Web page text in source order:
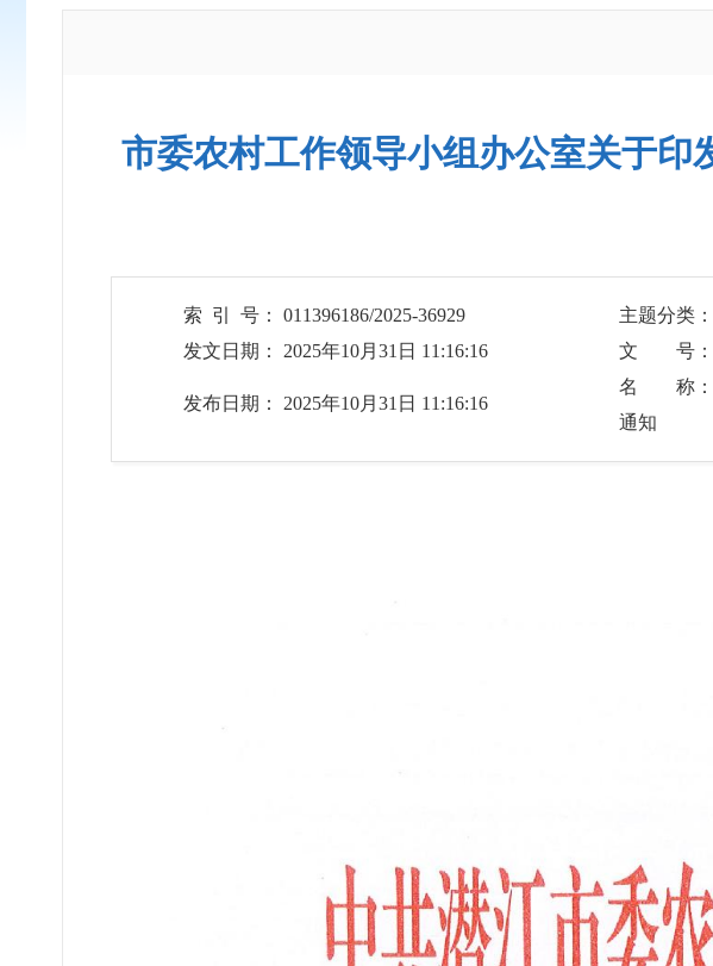
市委农村工作领导小组办公室关于印
索 引 号： 011396186/2025-36929 主题分类
发文日期： 2025年10月31日 11:16:16
文 号：
发布日期： 2025年10月31日 11:16:16
名 称：
通知